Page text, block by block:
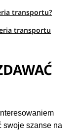
transportu?
transportu
swoje szanse na